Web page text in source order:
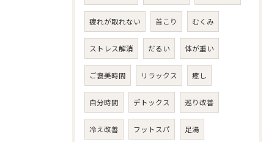
疲れが取れない 首こり むくみ
ストレス解消 だるい 体が重い
ご褒美時間 リラックス 癒し
自分時間 デトックス 巡り改善
冷え改善 フットスパ 足湯